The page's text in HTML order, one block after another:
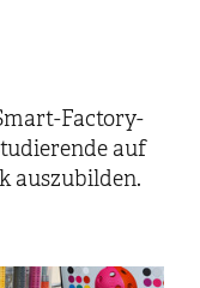
Factory-
auf
auszubilden.